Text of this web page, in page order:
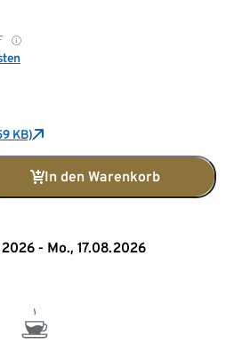
KB)
In den Warenkorb
- Mo., 17.08.2026